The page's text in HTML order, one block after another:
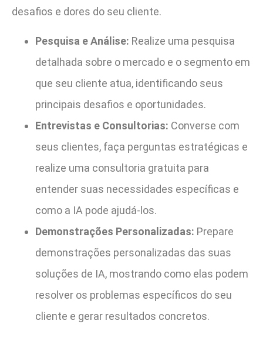
desafios e dores do seu cliente.
Pesquisa e Análise: Realize uma pesquisa
detalhada sobre o mercado e o segmento em
que seu cliente atua, identificando seus
principais desafios e oportunidades.
Entrevistas e Consultorias: Converse com
seus clientes, faça perguntas estratégicas e
realize uma consultoria gratuita para
entender suas necessidades específicas e
como a IA pode ajudá-los.
Demonstrações Personalizadas: Prepare
demonstrações personalizadas das suas
soluções de IA, mostrando como elas podem
resolver os problemas específicos do seu
cliente e gerar resultados concretos.